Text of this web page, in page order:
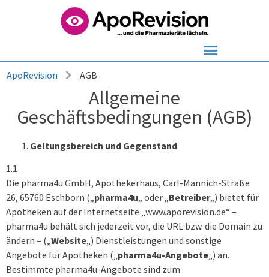
ApoRevision AGB
Allgemeine
Geschäftsbedingungen (AGB)
Geltungsbereich und Gegenstand
1.1
Die pharma4u GmbH, Apothekerhaus, Carl-Mannich-Straße
26, 65760 Eschborn („pharma4u„ oder „Betreiber„) bietet für
Apotheken auf der Internetseite „www.aporevision.de“ –
pharma4u behält sich jederzeit vor, die URL bzw. die Domain zu
ändern – („Website„) Dienstleistungen und sonstige
Angebote für Apotheken („pharma4u-Angebote„) an.
Bestimmte pharma4u-Angebote sind zum